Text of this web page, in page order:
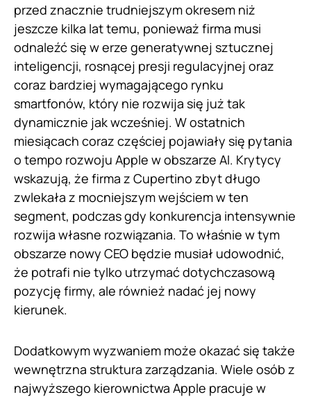
przed znacznie trudniejszym okresem niż
jeszcze kilka lat temu, ponieważ firma musi
odnaleźć się w erze generatywnej sztucznej
inteligencji, rosnącej presji regulacyjnej oraz
coraz bardziej wymagającego rynku
smartfonów, który nie rozwija się już tak
dynamicznie jak wcześniej. W ostatnich
miesiącach coraz częściej pojawiały się pytania
o tempo rozwoju Apple w obszarze AI. Krytycy
wskazują, że firma z Cupertino zbyt długo
zwlekała z mocniejszym wejściem w ten
segment, podczas gdy konkurencja intensywnie
rozwija własne rozwiązania. To właśnie w tym
obszarze nowy CEO będzie musiał udowodnić,
że potrafi nie tylko utrzymać dotychczasową
pozycję firmy, ale również nadać jej nowy
kierunek.
Dodatkowym wyzwaniem może okazać się także
wewnętrzna struktura zarządzania. Wiele osób z
najwyższego kierownictwa Apple pracuje w